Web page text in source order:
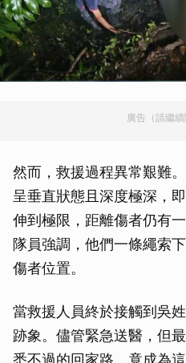
廣告（請繼續
然而，救援過程異常艱難
呈垂直狀態且深度極深，
伸到極限，距離傷者仍有
隊員強調，他們一條繩索
傷者位置。
當救援人員終於接觸到吳
跡象。儘管緊急送醫，但
悉不過的回家路，竟成為